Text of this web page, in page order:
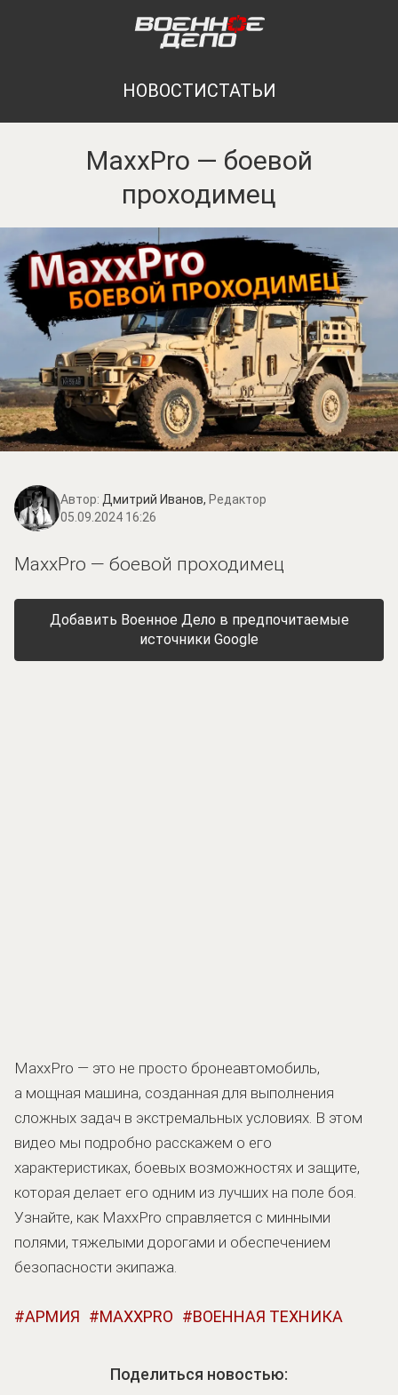
НОВОСТИСТАТЬИ
MaxxPro — боевой
проходимец
Автор: Дмитрий Иванов, Редактор
05.09.2024 16:26
MaxxPro — боевой проходимец
Добавить Военное Дело в предпочитаемые
источники Google
MaxxPro — это не просто бронеавтомобиль,
а мощная машина, созданная для выполнения
сложных задач в экстремальных условиях. В этом
видео мы подробно расскажем о его
характеристиках, боевых возможностях и защите,
которая делает его одним из лучших на поле боя.
Узнайте, как MaxxPro справляется с минными
полями, тяжелыми дорогами и обеспечением
безопасности экипажа.
АРМИЯ MAXXPRO ВОЕННАЯ ТЕХНИКА
Поделиться новостью: